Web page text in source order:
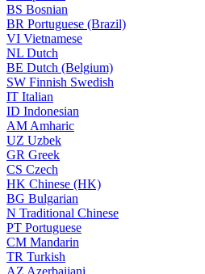
BS Bosnian
BR Portuguese (Brazil)
VI Vietnamese
NL Dutch
BE Dutch (Belgium)
SW Finnish Swedish
IT Italian
ID Indonesian
AM Amharic
UZ Uzbek
GR Greek
CS Czech
HK Chinese (HK)
BG Bulgarian
N Traditional Chinese
PT Portuguese
CM Mandarin
TR Turkish
AZ Azerbaijani